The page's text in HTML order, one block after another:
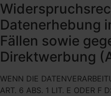
Datenerhebung
Fällen sowie
Direktwerbung
WENN DIE
ART. 6 ABS. 1 LIT. E ODER F